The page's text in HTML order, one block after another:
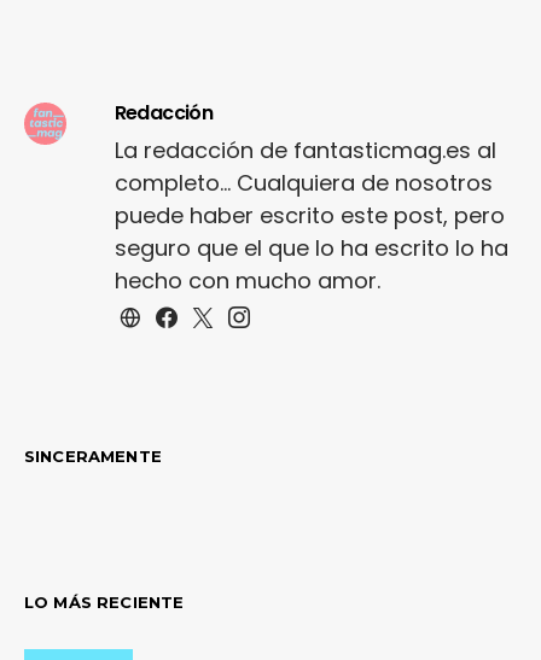
Redacción
La redacción de fantasticmag.es al
completo... Cualquiera de nosotros
puede haber escrito este post, pero
seguro que el que lo ha escrito lo ha
hecho con mucho amor.
SINCERAMENTE
LO MÁS RECIENTE